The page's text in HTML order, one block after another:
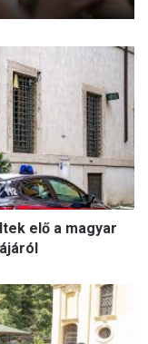
elő a magyar